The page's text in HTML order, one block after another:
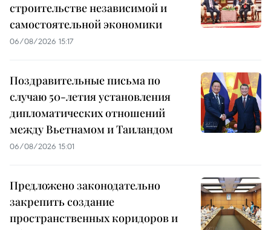
строительстве независимой и
самостоятельной экономики
06/08/2026 15:17
Поздравительные письма по
случаю 50-летия установления
дипломатических отношений
между Вьетнамом и Таиландом
06/08/2026 15:01
Предложено законодательно
закрепить создание
пространственных коридоров и